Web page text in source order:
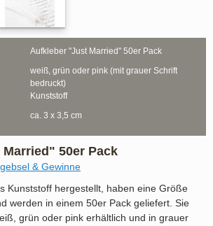
50er Pack
& Gewinne
Kunststoff hergestellt, haben eine Größe
werden in einem 50er Pack geliefert. Sie
grün oder pink erhältlich und in grauer
Aufkleber "Just Married" 50er Pack
weiß, grün oder pink (mit grauer Schrift
bedruckt)
Kunststoff
ca. 3 x 3,5 cm